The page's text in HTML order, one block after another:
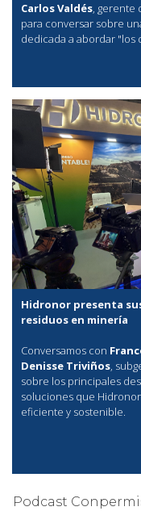
Carlos Valdés, gerente
para conversar sobre
dedicada a abordar "los
Hidronor presenta
residuos en minería
Conversamos con
Denisse Triviños,
sobre los principales
soluciones que
eficiente y sostenible.
Podcast